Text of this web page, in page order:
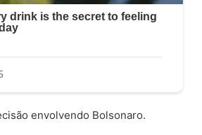
envolvendo Bolsonaro.